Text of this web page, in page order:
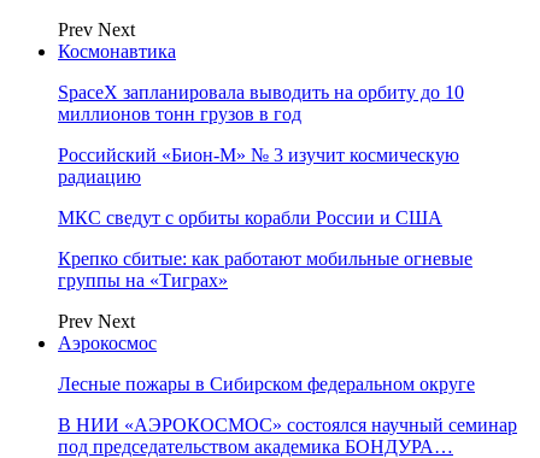
Prev Next
Космонавтика
SpaceX запланировала выводить на орбиту до 10
миллионов тонн грузов в год
Российский «Бион-М» № 3 изучит космическую
радиацию
МКС сведут с орбиты корабли России и США
Крепко сбитые: как работают мобильные огневые
группы на «Тиграх»
Prev Next
Аэрокосмос
Лесные пожары в Сибирском федеральном округе
В НИИ «АЭРОКОСМОС» состоялся научный семинар
под председательством академика БОНДУРА…